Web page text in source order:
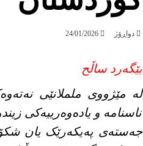
دواڕۆژ 24/01/2026
بێگەرد ساڵح
لە مێژووی ململانێی
ناسنامە و یادەوەرییەکی
جەستەی پەیکەرێک یان